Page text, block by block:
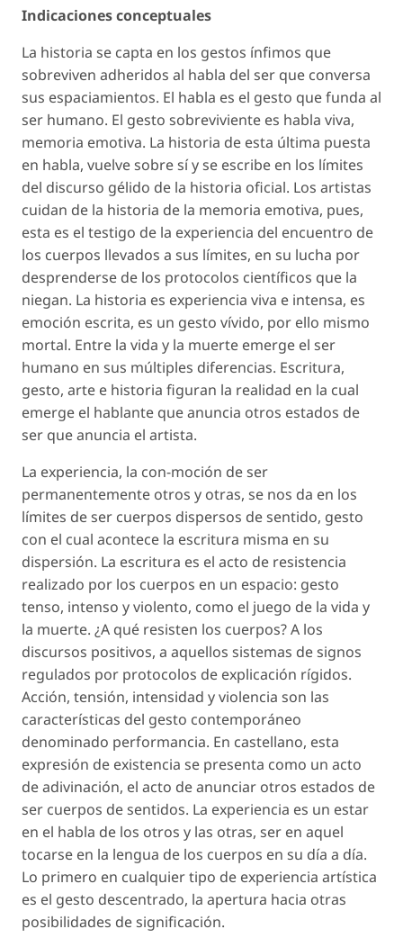
Indicaciones conceptuales
La historia se capta en los gestos ínfimos que
sobreviven adheridos al habla del ser que conversa
sus espaciamientos. El habla es el gesto que funda al
ser humano. El gesto sobreviviente es habla viva,
memoria emotiva. La historia de esta última puesta
en habla, vuelve sobre sí y se escribe en los límites
del discurso gélido de la historia oficial. Los artistas
cuidan de la historia de la memoria emotiva, pues,
esta es el testigo de la experiencia del encuentro de
los cuerpos llevados a sus límites, en su lucha por
desprenderse de los protocolos científicos que la
niegan. La historia es experiencia viva e intensa, es
emoción escrita, es un gesto vívido, por ello mismo
mortal. Entre la vida y la muerte emerge el ser
humano en sus múltiples diferencias. Escritura,
gesto, arte e historia figuran la realidad en la cual
emerge el hablante que anuncia otros estados de
ser que anuncia el artista.
La experiencia, la con-moción de ser
permanentemente otros y otras, se nos da en los
límites de ser cuerpos dispersos de sentido, gesto
con el cual acontece la escritura misma en su
dispersión. La escritura es el acto de resistencia
realizado por los cuerpos en un espacio: gesto
tenso, intenso y violento, como el juego de la vida y
la muerte. ¿A qué resisten los cuerpos? A los
discursos positivos, a aquellos sistemas de signos
regulados por protocolos de explicación rígidos.
Acción, tensión, intensidad y violencia son las
características del gesto contemporáneo
denominado performancia. En castellano, esta
expresión de existencia se presenta como un acto
de adivinación, el acto de anunciar otros estados de
ser cuerpos de sentidos. La experiencia es un estar
en el habla de los otros y las otras, ser en aquel
tocarse en la lengua de los cuerpos en su día a día.
Lo primero en cualquier tipo de experiencia artística
es el gesto descentrado, la apertura hacia otras
posibilidades de significación.